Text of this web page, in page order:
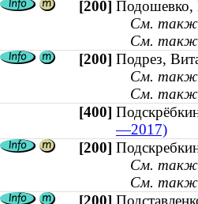
[200] Подошевко,
См.
См.
[200] Подрез,
См.
См.
[400]
—2017)
[200]
См.
См.